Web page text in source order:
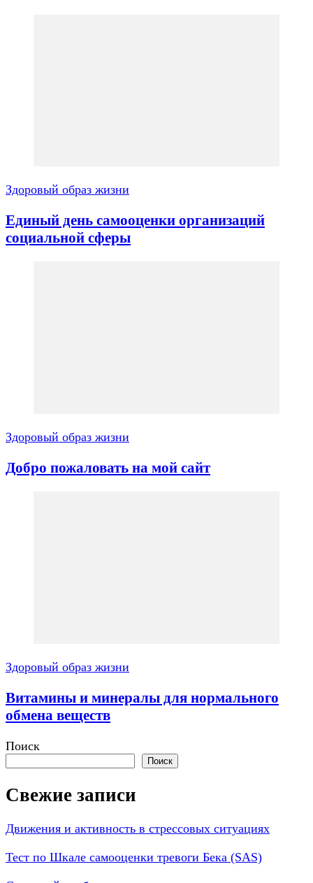
Здоровый образ жизни
Единый день самооценки организаций
социальной сферы
Здоровый образ жизни
Добро пожаловать на мой сайт
Здоровый образ жизни
Витамины и минералы для нормального
обмена веществ
Поиск
Поиск
Свежие записи
Движения и активность в стрессовых ситуациях
Тест по Шкале самооценки тревоги Бека (SAS)